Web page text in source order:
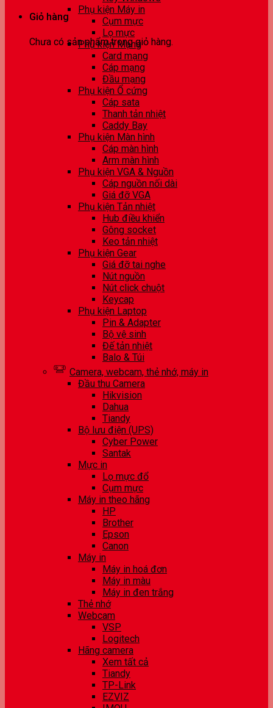
Giỏ hàng
Chưa có sản phẩm trong giỏ hàng.
Phụ kiện Máy in
Cụm mực
Lọ mực
Phụ kiện Mạng
Card mạng
Cáp mạng
Đầu mạng
Phụ kiện Ổ cứng
Cáp sata
Thanh tản nhiệt
Caddy Bay
Phụ kiện Màn hình
Cáp màn hình
Arm màn hình
Phụ kiện VGA & Nguồn
Cáp nguồn nối dài
Giá đỡ VGA
Phụ kiện Tản nhiệt
Hub điều khiển
Gông socket
Keo tản nhiệt
Phụ kiện Gear
Giá đỡ tai nghe
Nút nguồn
Nút click chuột
Keycap
Phụ kiện Laptop
Pin & Adapter
Bộ vệ sinh
Đế tản nhiệt
Balo & Túi
Camera, webcam, thẻ nhớ, máy in
Đầu thu Camera
Hikvision
Dahua
Tiandy
Bộ lưu điện (UPS)
Cyber Power
Santak
Mực in
Lọ mực đổ
Cụm mực
Máy in theo hãng
HP
Brother
Epson
Canon
Máy in
Máy in hoá đơn
Máy in màu
Máy in đen trắng
Thẻ nhớ
Webcam
VSP
Logitech
Hãng camera
Xem tất cả
Tiandy
TP-Link
EZVIZ